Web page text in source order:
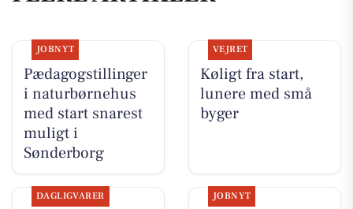
JOBNYT
Pædagogstillinger
i naturbørnehus
med start snarest
muligt i
Sønderborg
VEJRET
Køligt fra start,
lunere med små
byger
DAGLIGVARER JOBNYT